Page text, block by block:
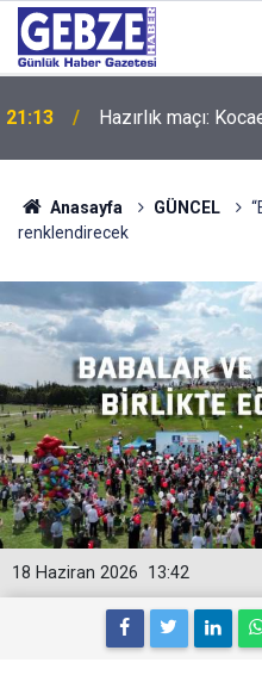
21:13 Hazırlık maçı:
21:12 İzmit Körfezi'ni
Anasayfa GÜNCEL
renklendirecek
13:42
18 Haziran 2026